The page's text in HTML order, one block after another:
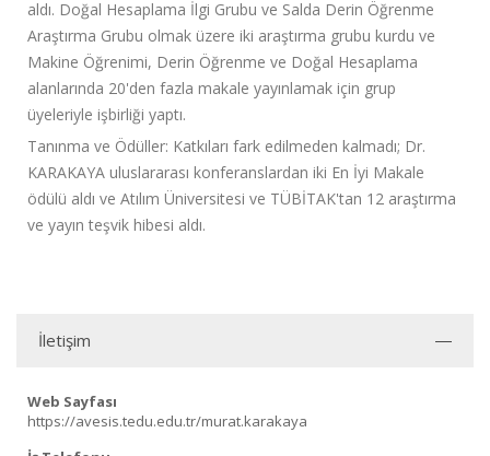
aldı. Doğal Hesaplama İlgi Grubu ve Salda Derin Öğrenme
Araştırma Grubu olmak üzere iki araştırma grubu kurdu ve
Makine Öğrenimi, Derin Öğrenme ve Doğal Hesaplama
alanlarında 20'den fazla makale yayınlamak için grup
üyeleriyle işbirliği yaptı.
Tanınma ve Ödüller: Katkıları fark edilmeden kalmadı; Dr.
KARAKAYA uluslararası konferanslardan iki En İyi Makale
ödülü aldı ve Atılım Üniversitesi ve TÜBİTAK'tan 12 araştırma
ve yayın teşvik hibesi aldı.
İletişim
Web Sayfası
https://avesis.tedu.edu.tr/murat.karakaya